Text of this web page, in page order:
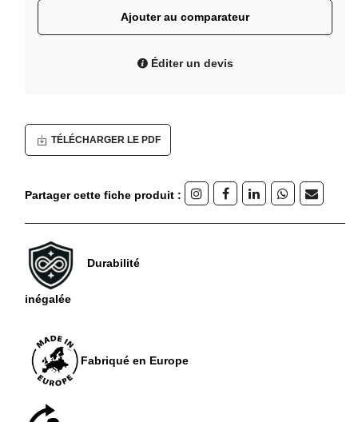
Ajouter au comparateur
Éditer un devis
TÉLÉCHARGER LE PDF
Partager cette fiche produit :
Durabilité
inégalée
Fabriqué en Europe